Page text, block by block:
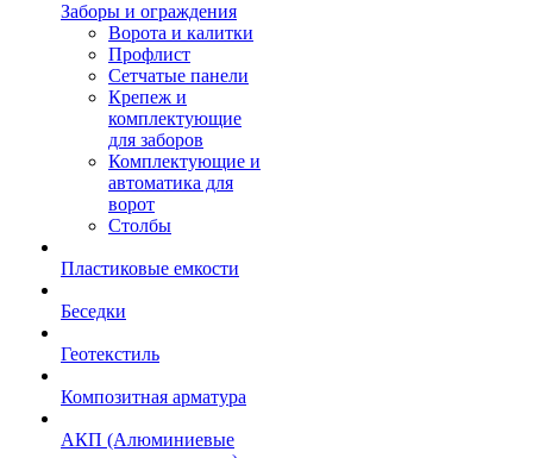
Заборы и ограждения
Ворота и калитки
Профлист
Сетчатые панели
Крепеж и
комплектующие
для заборов
Комплектующие и
автоматика для
ворот
Столбы
Пластиковые емкости
Беседки
Геотекстиль
Композитная арматура
АКП (Алюминиевые